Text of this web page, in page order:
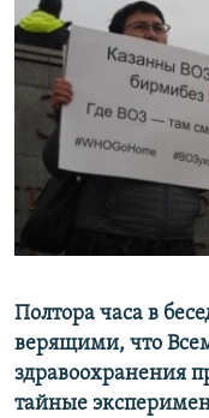
РАСПИСАНИЕ
ПОДПИШИТЕСЬ НА
СОЦИАЛЬНЫЕ СЕТИ
Все сайты РСЕ/РС
Полтора часа в
верящими, что
здравоохранения
тайные